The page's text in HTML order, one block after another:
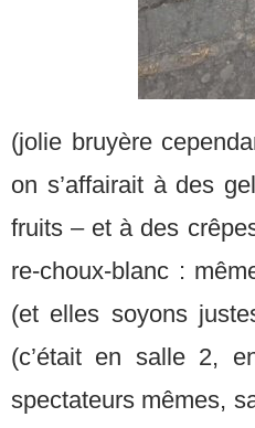
(jolie bruyère
on s’affairait à des
fruits – et à des
re-choux-blanc :
(et elles soyons
(c’était en salle 2,
spectateurs mêmes,